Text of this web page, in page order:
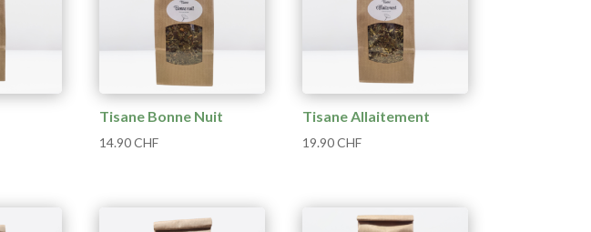
Tisane Bonne Nuit
14.90CHF
Tisane Allaitement
19.90CHF